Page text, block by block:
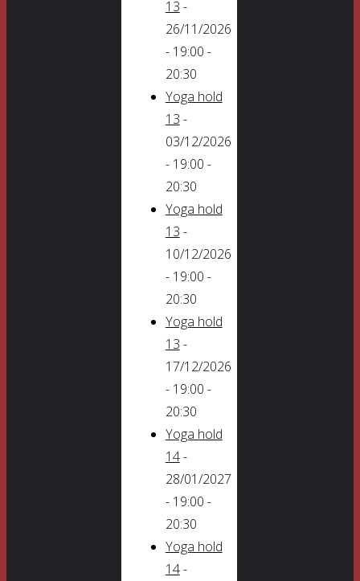
13 -
26/11/2026
- 19:00 -
20:30
Yoga hold
13 -
03/12/2026
- 19:00 -
20:30
Yoga hold
13 -
10/12/2026
- 19:00 -
20:30
Yoga hold
13 -
17/12/2026
- 19:00 -
20:30
Yoga hold
14-
28/01/2027
- 19:00 -
20:30
Yoga hold
14-